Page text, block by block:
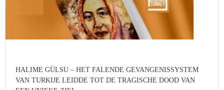
HALIME GÜLSU – HET FALENDE GEVANGENISSYSTEM
VAN TURKIJE LEIDDE TOT DE TRAGISCHE DOOD VAN